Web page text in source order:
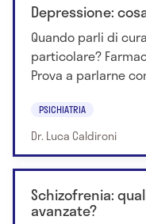
Depressione:
Quando parli di
particolare?
Prova a parlarne
PSICHIATRIA
Dr. Luca Caldironi
Schizofrenia:
avanzate?